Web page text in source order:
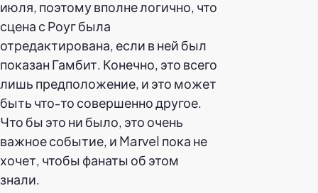
июля, поэтому вполне логично, что
сцена с Роуг была
отредактирована, если в ней был
показан Гамбит. Конечно, это всего
лишь предположение, и это может
быть что-то совершенно другое.
Что бы это ни было, это очень
важное событие, и Marvel пока не
хочет, чтобы фанаты об этом
знали.